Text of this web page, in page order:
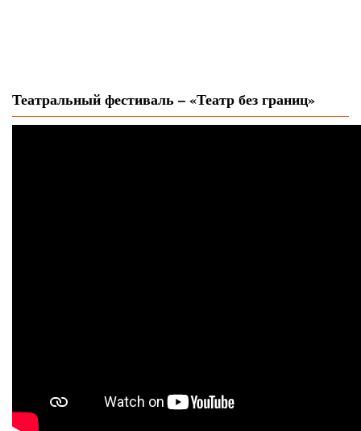
Театральный фестиваль – «Театр без границ»